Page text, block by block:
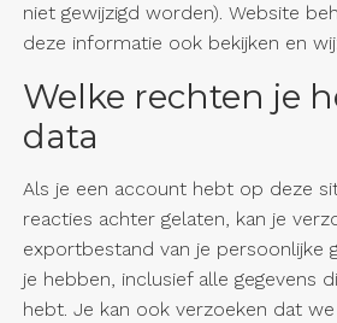
niet gewijzigd worden). Website
deze informatie ook bekijken en
Welke rechten je
data
Als je een account hebt op deze
reacties achter gelaten, kan je
exportbestand van je persoonlijke
je hebben, inclusief alle gegevens
hebt. Je kan ook verzoeken dat